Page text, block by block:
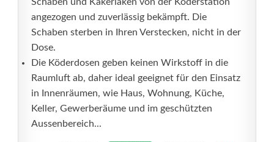
angezogen und zuverlässig bekämpft. Die
Schaben sterben in Ihren Verstecken, nicht in der
Dose.
Die Köderdosen geben keinen Wirkstoff in die
Raumluft ab, daher ideal geeignet für den Einsatz
in Innenräumen, wie Haus, Wohnung, Küche,
Keller, Gewerberäume und im geschützten
Aussenbereich...